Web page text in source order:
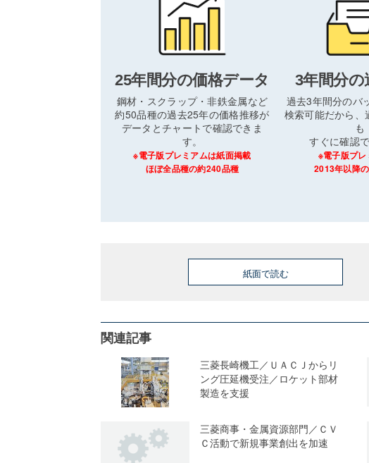
25年間分の価格データ
鋼材・スクラップ・非鉄金属など
約50品種の過去25年の価格推移が
データとチャートで確認できま
す。
※電子版プレミアムは紙面掲載
ほぼ全品種の約240品種
3年間分の
過去3年間分のバ
検索可能だから、
も
すぐに確認で
※電子版プ
2013年以降
紙面で読む
関連記事
三菱長崎機工／ＵＡＣＪからリ
ング圧延機受注／ロケット部材
製造を支援
三菱商事・金属資源部門／ＣＶ
Ｃ活動で新規事業創出を加速